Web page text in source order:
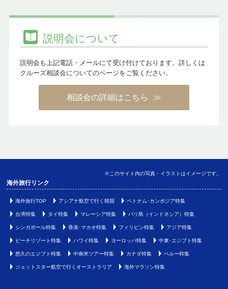
説明会について
説明会も上記電話・メールにて受け付けております。詳しくは
クルーズ相談会についてのページをご覧ください。
相談会の詳細はこちら
※このサイト内の写真・イラストはイメージです。
海外旅行リンク
海外旅行TOP アシアナ航空で行く韓国 ベトナム･カンボジア特集
台湾特集 タイ特集 マレーシア特集 バリ島（インドネシア）特集
シンガポール特集 香港･マカオ特集 フィリピン特集 アジア特集
ビーチリゾート特集 ハワイ特集 ヨーロッパ特集 中東･エジプト特集
悠久のエジプト特集 中南米ツアー特集 カナダ特集 ペルー特集
ジェットスター航空で行くオーストラリア 海外マラソン特集